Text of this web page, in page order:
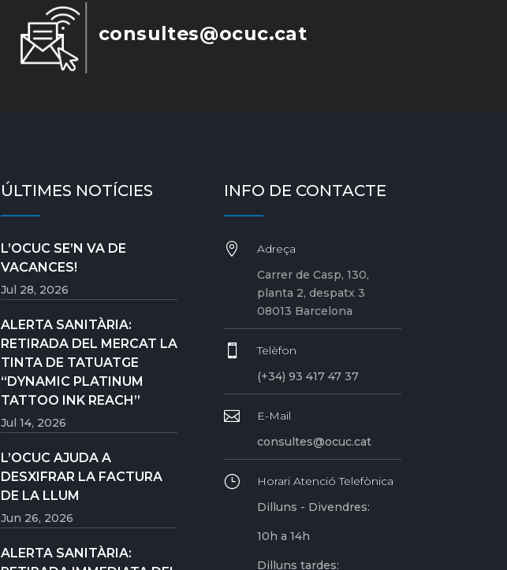
consultes@ocuc.cat
ÚLTIMES NOTÍCIES
L’OCUC SE’N VA DE
VACANCES!
Jul 28, 2026
ALERTA SANITÀRIA:
RETIRADA DEL MERCAT LA
TINTA DE TATUATGE
“DYNAMIC PLATINUM
TATTOO INK REACH”
Jul 14, 2026
L’OCUC AJUDA A
DESXIFRAR LA FACTURA
DE LA LLUM
Jun 26, 2026
ALERTA SANITÀRIA:
INFO DE CONTACTE

Adreça
Carrer de Casp, 130,
planta 2, despatx 3
08013 Barcelona

Telèfon
(+34) 93 417 47 37

E-Mail
consultes@ocuc.cat
}
Horari Atenció Telefònica
Dilluns - Divendres:
10h a 14h
Dilluns tardes: